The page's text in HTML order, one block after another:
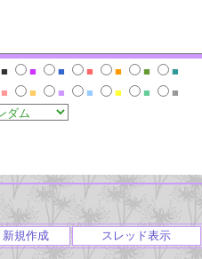
■ ■ ■ ■ ■ ■
■
■ ■ ■ ■ ■ ■
■
新規作成 スレッド表示